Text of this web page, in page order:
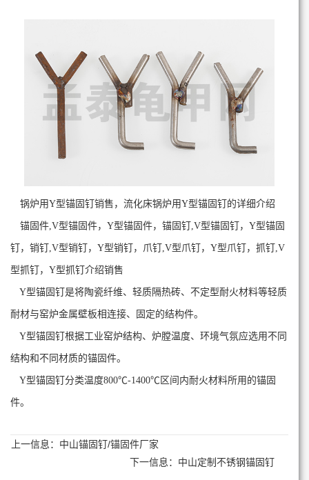
锅炉用Y型锚固钉销售，流化床锅炉用Y型锚固钉的详细介绍
锚固件,V型锚固件，Y型锚固件，锚固钉,V型锚固钉，Y型锚固
钉，销钉,V型销钉，Y型销钉，爪钉,V型爪钉，Y型爪钉，抓钉,V
型抓钉，Y型抓钉介绍销售
Y型锚固钉是将陶瓷纤维、轻质隔热砖、不定型耐火材料等轻质
耐材与窑炉金属壁板相连接、固定的结构件。
Y型锚固钉根据工业窑炉结构、炉膛温度、环境气氛应选用不同
结构和不同材质的锚固件。
Y型锚固钉分类温度800℃-1400℃区间内耐火材料所用的锚固
件。
上一信息： 中山锚固钉/锚固件厂家
下一信息： 中山定制不锈钢锚固钉